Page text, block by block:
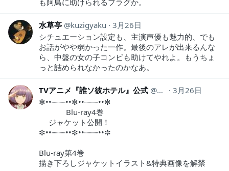
も阿鳥に助けられるフラグか。
水草亭 kuzigyaku
3月26日
シチュエーション設定も、主演声優も魅力的、でも
お話がやや弱かった一作。最後のアレが出来るんな
ら、中盤の女の子コンビも助けてやれよ。もうちょ
っと詰められなかったのかなあ。
TVアニメ『誰ソ彼ホテル』公式 TKH__A3月26日
✼••┈┈┈••✼••┈┈┈••✼
Blu-ray4巻
ジャケット公開！
✼••┈┈┈••✼••┈┈┈••✼
Blu-ray第4巻
描き下ろしジャケットイラスト&特典画像を解禁